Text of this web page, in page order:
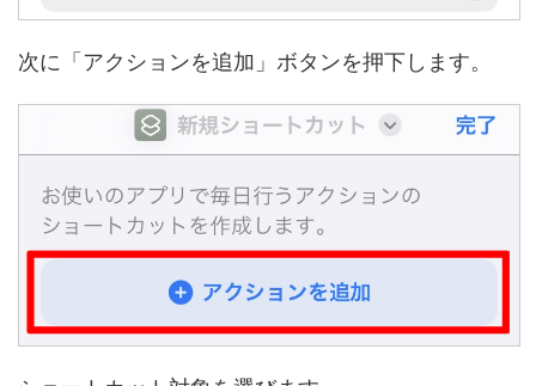
次に「アクションを追加」ボタンを押下します。